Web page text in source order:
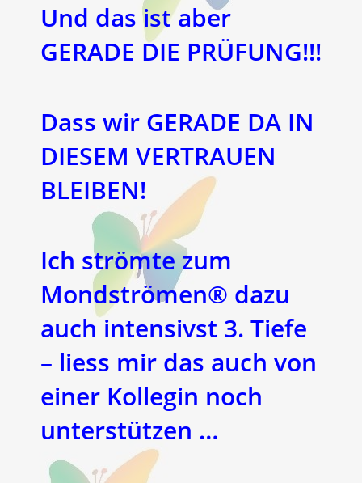
Und das ist aber
GERADE DIE PRÜFUNG!!!
Dass wir GERADE DA IN
DIESEM VERTRAUEN
BLEIBEN!
Ich strömte zum
Mondströmen® dazu
auch intensivst 3. Tiefe
– liess mir das auch von
einer Kollegin noch
unterstützen …